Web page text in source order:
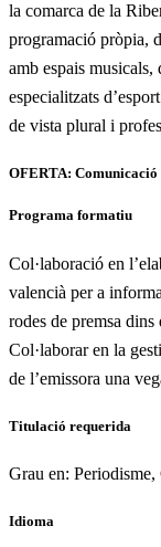
la comarca de la
programació pròpia,
amb espais musicals,
especialitzats
de vista plural i
OFERTA: Comunicació
Programa formatiu
Col·laboració en
valencià per a
rodes de premsa
Col·laborar en la
de l’emissora una
Titulació requerida
Grau en:
Idioma